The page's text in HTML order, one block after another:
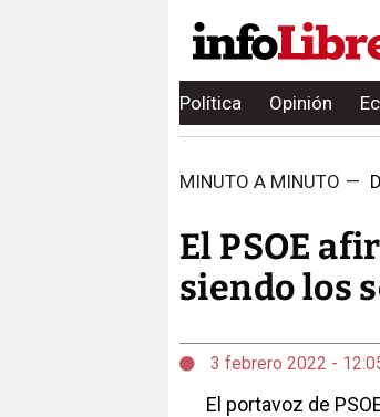
Política Opinión
MINUTO A MINUTO —
El PSOE
siendo los
3 febrero 2022 -
El portavoz de